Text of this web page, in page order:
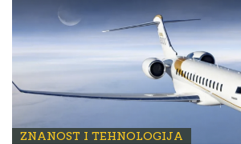
ZNANOST I TEHNOLOGIJA